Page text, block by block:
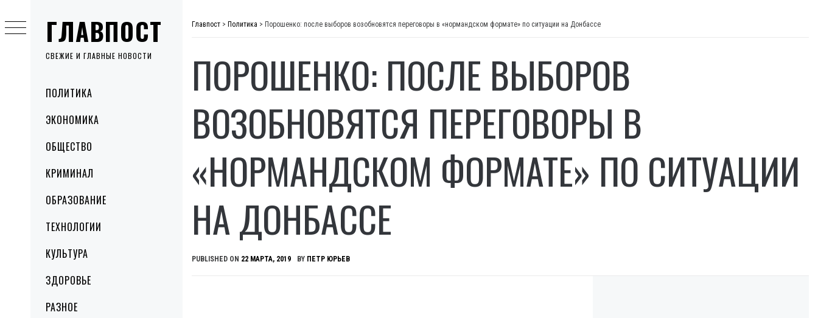
ГЛАВПОСТ
СВЕЖИЕ И ГЛАВНЫЕ НОВОСТИ
MenuПОЛИТИКА
ЭКОНОМИКА
ОБЩЕСТВО
КРИМИНАЛ
ОБРАЗОВАНИЕ
ТЕХНОЛОГИИ
КУЛЬТУРА
ЗДОРОВЬЕ
РАЗНОЕ
to
content
Главпост > Политика > Порошенко: после выборов возобновятся переговоры в «нормандском формате» по ситуации на Донбассе
ПОРОШЕНКО: ПОСЛЕ ВЫБОРОВ
ВОЗОБНОВЯТСЯ ПЕРЕГОВОРЫ В
«НОРМАНДСКОМ ФОРМАТЕ» ПО СИТУАЦИИ
НА ДОНБАССЕ
PUBLISHED ON 22 МАРТА, 2019 BY ПЕТР ЮРЬЕВ